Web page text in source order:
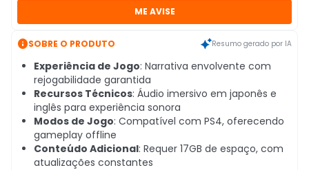
ME AVISE
SOBRE O PRODUTO Resumo gerado por IA
Experiência de Jogo: Narrativa envolvente com
rejogabilidade garantida
Recursos Técnicos: Áudio imersivo em japonês e
inglês para experiência sonora
Modos de Jogo: Compatível com PS4, oferecendo
gameplay offline
Conteúdo Adicional: Requer 17GB de espaço, com
atualizações constantes